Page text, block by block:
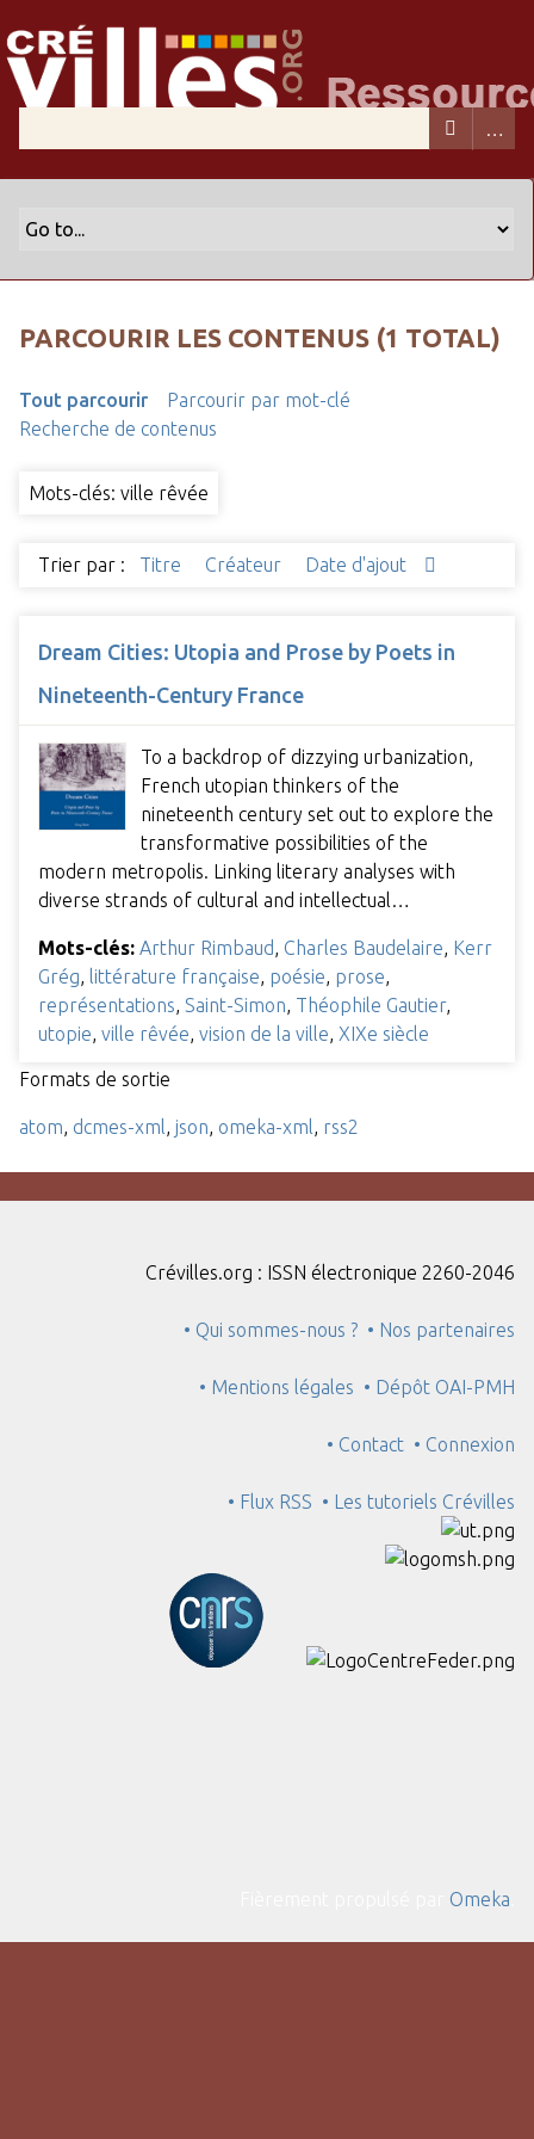
PARCOURIR LES CONTENUS (1 TOTAL)
Tout parcourir
Parcourir par mot-clé
Recherche de contenus
Mots-clés: ville rêvée
Trier par : Titre Créateur Date d'ajout
Dream Cities: Utopia and Prose by Poets in
Nineteenth-Century France
To a backdrop of dizzying urbanization,
French utopian thinkers of the
nineteenth century set out to explore the
transformative possibilities of the
modern metropolis. Linking literary analyses with
diverse strands of cultural and intellectual…
Mots-clés: Arthur Rimbaud Charles Baudelaire Kerr
Grég
littérature française poésie prose
représentations Saint-Simon Théophile Gautier,
utopie ville rêvée vision de la ville XIXe siècle
Formats de sortie
atom dcmes-xml json omeka-xml rss2
Crévilles.org : ISSN électronique 2260-2046
• Qui sommes-nous ? • Nos partenaires
• Mentions légales • Dépôt OAI-PMH
• Contact • Connexion
• Flux RSS • Les tutoriels Crévilles
Omeka